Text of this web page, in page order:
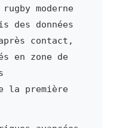
moderne
des données
contact,
en zone de
la première